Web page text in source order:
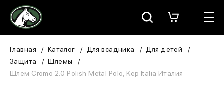
Москва
Для всадника
Главная Каталог Для всадника
Для детей
Защита
Шлемы
Шлем Cromo 2.0 Polish Metal Polo, Kep Italia Италия